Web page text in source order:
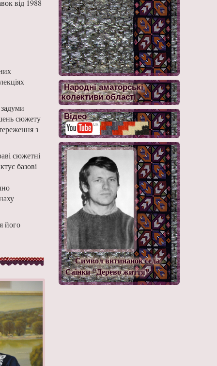
Народні аматорські
колективи області
Відео
Символ витинанок села
Саїнки "Дерево життя"
від 1988
сюжету
з
сюжетні
базові
його